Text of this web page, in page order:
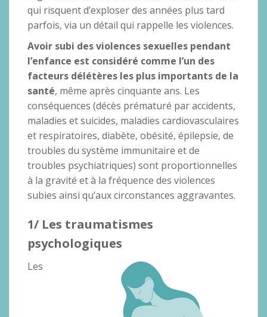
qui risquent d’exploser des années plus tard
parfois, via un détail qui rappelle les violences.
Avoir subi des violences sexuelles pendant
l’enfance est considéré comme l’un des
facteurs délétères les plus importants de la
santé, même après cinquante ans. Les
conséquences (décès prématuré par accidents,
maladies et suicides, maladies cardiovasculaires
et respiratoires, diabète, obésité, épilepsie, de
troubles du système immunitaire et de
troubles psychiatriques) sont proportionnelles
à la gravité et à la fréquence des violences
subies ainsi qu’aux circonstances aggravantes.
1/ Les traumatismes
psychologiques
Les